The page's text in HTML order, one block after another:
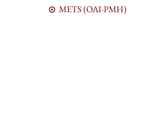
METS (OAI-PMH)